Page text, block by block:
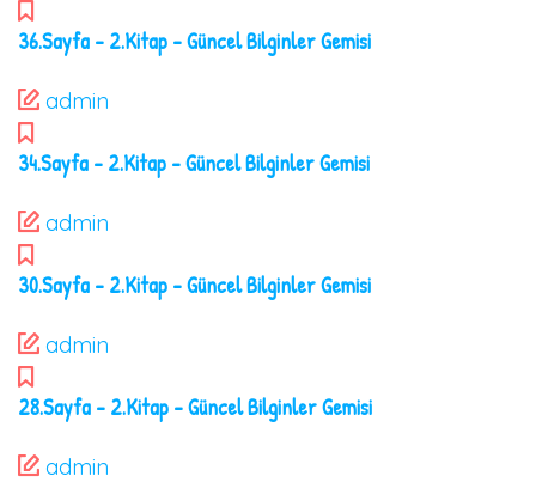
36.Sayfa – 2.Kitap – Güncel Bilginler Gemisi
admin
34.Sayfa – 2.Kitap – Güncel Bilginler Gemisi
admin
30.Sayfa – 2.Kitap – Güncel Bilginler Gemisi
admin
28.Sayfa – 2.Kitap – Güncel Bilginler Gemisi
admin